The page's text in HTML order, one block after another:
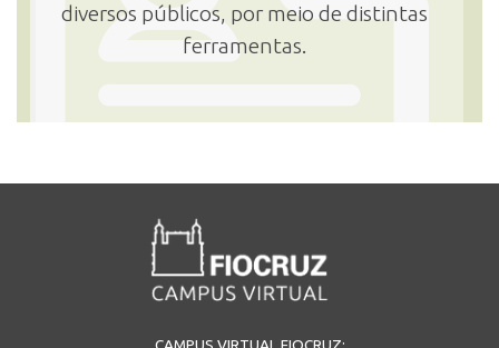
diversos públicos, por meio de distintas
ferramentas.
CAMPUS VIRTUAL FIOCRUZ: